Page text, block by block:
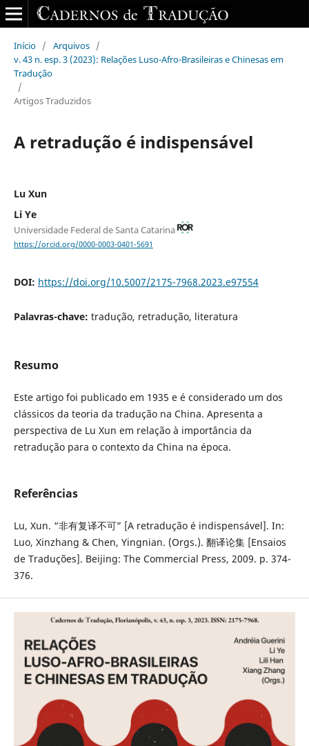
Início / Arquivos /
v. 43 n. esp. 3 (2023): Relações Luso-Afro-Brasileiras e Chinesas em
Tradução
/
Artigos Traduzidos
A retradução é indispensável
Lu Xun
Li Ye
Universidade Federal de Santa Catarina
https://orcid.org/0000-0003-0401-5691
DOI: https://doi.org/10.5007/2175-7968.2023.e97554
Palavras-chave: tradução, retradução, literatura
Resumo
Este artigo foi publicado em 1935 e é considerado um dos
clássicos da teoria da tradução na China. Apresenta a
perspectiva de Lu Xun em relação à importância da
retradução para o contexto da China na época.
Referências
Lu, Xun. “非有复译不可” [A retradução é indispensável]. In:
Luo, Xinzhang & Chen, Yingnian. (Orgs.). 翻译论集 [Ensaios
de Traduções]. Beijing: The Commercial Press, 2009. p. 374-
376.